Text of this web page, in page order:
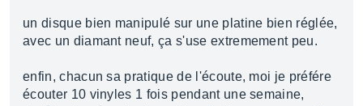
un disque bien manipulé sur une platine bien réglée,
avec un diamant neuf, ça s'use extremement peu.
enfin, chacun sa pratique de l'écoute, moi je préfére
écouter 10 vinyles 1 fois pendant une semaine,